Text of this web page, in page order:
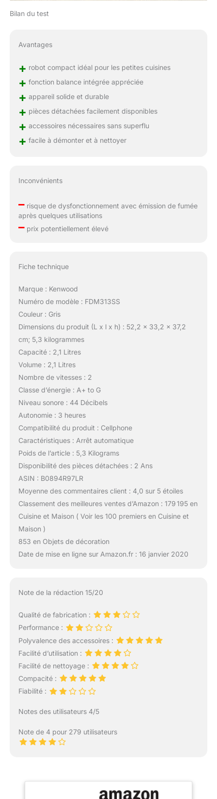
Bilan du test
Avantages
+ robot compact idéal pour les petites cuisines
+ fonction balance intégrée appréciée
+ appareil solide et durable
+ pièces détachées facilement disponibles
+ accessoires nécessaires sans superflu
+ facile à démonter et à nettoyer
Inconvénients
–risque de dysfonctionnement avec émission de fumée
après quelques utilisations
–prix potentiellement élevé
Fiche technique
Marque : Kenwood
Numéro de modèle : FDM313SS
Couleur : Gris
Dimensions du produit (L x l x h) : 52,2 x 33,2 x 37,2
cm; 5,3 kilogrammes
Capacité : 2,1 Litres
Volume : 2,1 Litres
Nombre de vitesses : 2
Classe d’énergie : A+ to G
Niveau sonore : 44 Décibels
Autonomie : 3 heures
Compatibilité du produit : Cellphone
Caractéristiques : Arrêt automatique
Poids de l’article : 5,3 Kilograms
Disponibilité des pièces détachées : 2 Ans
ASIN : B0894R97LR
Moyenne des commentaires client : 4,0 sur 5 étoiles
Classement des meilleures ventes d’Amazon : 179 195 en
Cuisine et Maison ( Voir les 100 premiers en Cuisine et
Maison )
853 en Objets de décoration
Date de mise en ligne sur Amazon.fr : 16 janvier 2020
Note de la rédaction 15/20
Qualité de fabrication :
Performance :
Polyvalence des accessoires :
Facilité d’utilisation :
Facilité de nettoyage :
Compacité :
Fiabilité :
Notes des utilisateurs 4/5
Note de 4 pour 279 utilisateurs